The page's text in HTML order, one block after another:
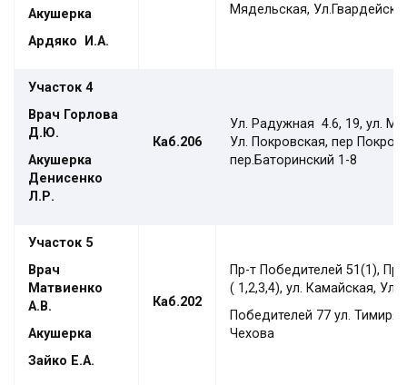
Акушерка
Ардяко И.А.
Мядельская,
Участок 4
Врач Горлова
Д.Ю.
Акушерка
Денисенко
Л.Р.
Каб.206
Ул. Радужная 4.6, 19, ул.
Ул. Покровская, пер
пер.Баторинский 1-8
Участок 5
Врач
Матвиенко
А.В.
Акушерка
Зайко Е.А.
Каб.202
Пр-т Победителей 51(1),
( 1,2,3,4), ул. Камайская, Ул.
Победителей 77 ул.
Чехова